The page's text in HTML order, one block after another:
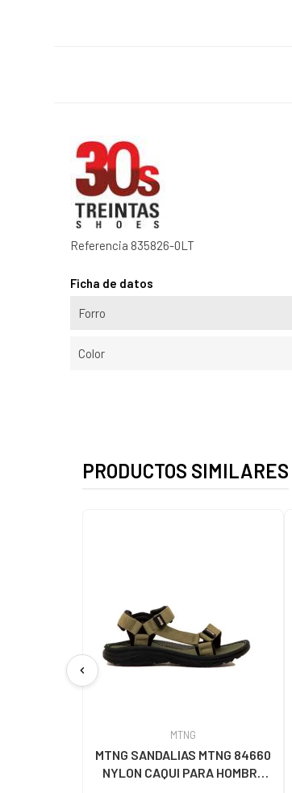
Referencia 835826-0LT
Ficha de datos
Forro
Color
PRODUCTOS SIMILARES
chevron_left
MTNG
MTNG SANDALIAS MTNG 84660
NYLON CAQUI PARA HOMBRE